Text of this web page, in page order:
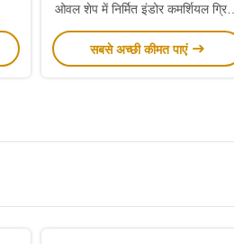
ओवल शेप में निर्मित इंडोर कमर्शियल ग्रिल्ड
प्लेट
सबसे अच्छी कीमत पाएं